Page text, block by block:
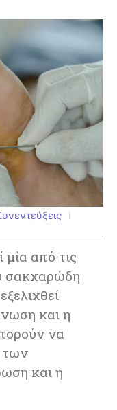
μία από τις
σακχαρώδη
και η
να
των
και η